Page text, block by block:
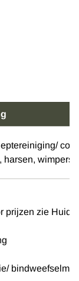
harsen,
prijzen zie